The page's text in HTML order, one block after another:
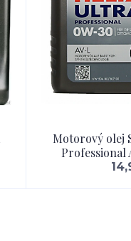
Motorový olej
Professional